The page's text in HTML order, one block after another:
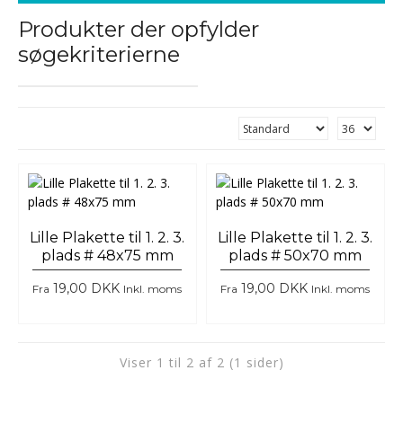
Produkter der opfylder
søgekriterierne
Lille Plakette til 1. 2. 3.
plads # 48x75 mm
Fra 19,00 DKK Inkl. moms
Lille Plakette til 1. 2. 3.
plads # 50x70 mm
Fra 19,00 DKK Inkl. moms
Viser 1 til 2 af 2 (1 sider)